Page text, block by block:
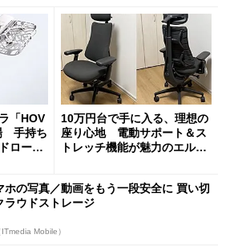
「HOV
手持ち
ローン
10万円台で手に入る、理想の
座り心地 電動サポート＆ス
トレッチ機能が魅力のエルゴ
ホの写真／動画をもう一段安全に 買い切
ラウドストレージ
Mobile）